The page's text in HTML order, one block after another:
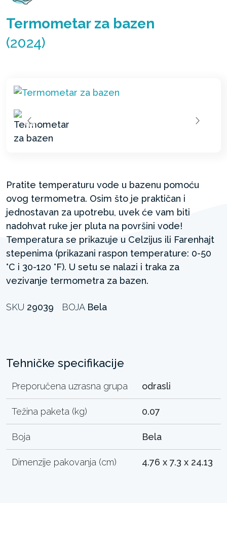
Termometar za bazen
(2024)
Pratite temperaturu vode u bazenu pomoću
ovog termometra. Osim što je praktičan i
jednostavan za upotrebu, uvek će vam biti
nadohvat ruke jer pluta na površini vode!
Temperatura se prikazuje u Celzijus ili Farenhajt
stepenima (prikazani raspon temperature: 0-50
°C i 30-120 °F). U setu se nalazi i traka za
vezivanje termometra za bazen.
SKU 29039 BOJA Bela
Tehničke specifikacije
Preporučena uzrasna grupa odrasli
Težina paketa (kg) 0.07
Boja Bela
Dimenzije pakovanja (cm) 4.76 x 7.3 x 24.13